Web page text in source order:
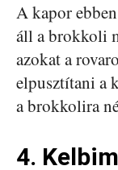
A kapor
áll a brokkoli
azokat a
elpusztítani a
a brokkolira
4.